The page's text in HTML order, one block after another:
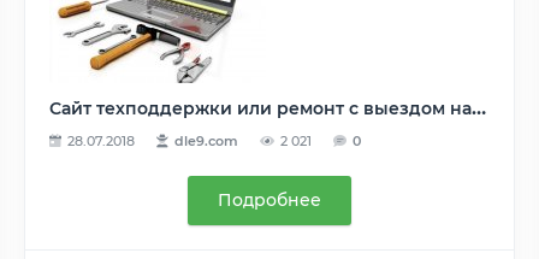
Сайт техподдержки или ремонт с выездом на дом
28.07.2018 dle9.com 2 021 0
Подробнее